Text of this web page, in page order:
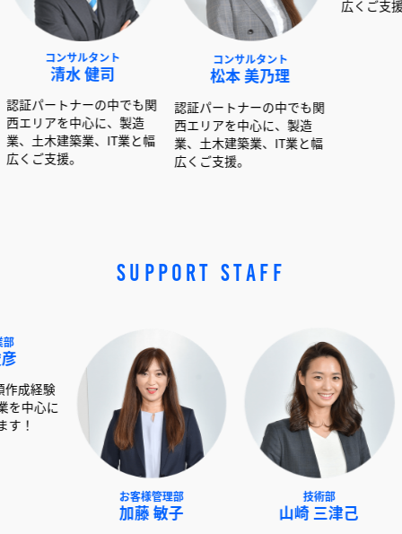
ルタント
ーの中でも関
心に、製造
業、IT業と幅
コンサルタント
松本 美乃理
認証パートナーの中でも関
西エリアを中心に、製造
業、土木建築業、IT業と幅
広くご支援。
認証パートナーの中で
西エリアを中心に、製
業、土木建築業、IT業
SUPPORT STAFF
山崎